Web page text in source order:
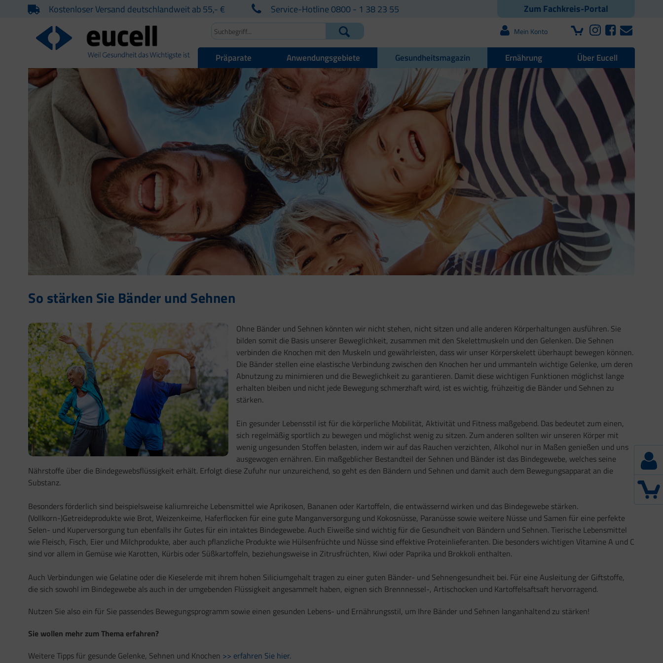
Zum Fachkreis-Portal
Kostenloser Versand deutschlandweit ab 55,- € Service-Hotline 0800 - 1 38 23 55
Mein Konto
Präparate Anwendungsgebiete Gesundheitsmagazin Ernährung Über Eucell
So stärken Sie Bänder und Sehnen
Ohne Bänder und Sehnen könnten wir nicht stehen, nicht sitzen und alle anderen Körperhaltungen ausführen. Sie
bilden somit die Basis unserer Beweglichkeit, zusammen mit den Skelettmuskeln und den Gelenken. Die Sehnen
verbinden die Knochen mit den Muskeln und gewährleisten, dass wir unser Körperskelett überhaupt bewegen können.
Die Bänder stellen eine elastische Verbindung zwischen den Knochen her und ummanteln wichtige Gelenke, um deren
Abnutzung zu minimieren und die Beweglichkeit zu garantieren. Damit diese wichtigen Funktionen möglichst lange
erhalten bleiben und nicht jede Bewegung schmerzhaft wird, ist es wichtig, frühzeitig die Bänder und Sehnen zu
stärken.
Ein gesunder Lebensstil ist für die körperliche Mobilität, Aktivität und Fitness maßgebend. Das bedeutet zum einen,
sich regelmäßig sportlich zu bewegen und möglichst wenig zu sitzen. Zum anderen sollten wir unseren Körper mit
wenig ungesunden Stoffen belasten, indem wir auf das Rauchen verzichten, Alkohol nur in Maßen genießen und uns
ausgewogen ernähren. Ein maßgeblicher Bestandteil der Sehnen und Bänder ist das Bindegewebe, welches seine
Nährstoffe über die Bindegewebsflüssigkeit erhält. Erfolgt diese Zufuhr nur unzureichend, so geht es den Bändern und Sehnen und damit auch dem Bewegungsapparat an die
Substanz.
Besonders förderlich sind beispielsweise kaliumreiche Lebensmittel wie Aprikosen, Bananen oder Kartoffeln, die entwässernd wirken und das Bindegewebe stärken.
(Vollkorn-)Getreideprodukte wie Brot, Weizenkeime, Haferflocken für eine gute Manganversorgung und Kokosnüsse, Paranüsse sowie weitere Nüsse und Samen für eine perfekte
Selen- und Kuperversorgung tun ebenfalls ihr Gutes für ein intaktes Bindegewebe. Auch Eiweiße sind wichtig für die Gesundheit von Bändern und Sehnen. Tierische Lebensmittel
wie Fleisch, Fisch, Eier und Milchprodukte, aber auch pflanzliche Produkte wie Hülsenfrüchte und Nüsse sind effektive Proteinlieferanten. Die besonders wichtigen Vitamine A und C
sind vor allem in Gemüse wie Karotten, Kürbis oder Süßkartoffeln, beziehungsweise in Zitrusfrüchten, Kiwi oder Paprika und Brokkoli enthalten.
Auch Verbindungen wie Gelatine oder die Kieselerde mit ihrem hohen Siliciumgehalt tragen zu einer guten Bänder- und Sehnengesundheit bei. Für eine Ausleitung der Giftstoffe,
die sich sowohl im Bindegewebe als auch in der umgebenden Flüssigkeit angesammelt haben, eignen sich Brennnessel-, Artischocken und Kartoffelsaftsaft hervorragend.
Nutzen Sie also ein für Sie passendes Bewegungsprogramm sowie einen gesunden Lebens- und Ernährungsstil, um Ihre Bänder und Sehnen langanhaltend zu stärken!
Sie wollen mehr zum Thema erfahren?
Weitere Tipps für gesunde Gelenke, Sehnen und Knochen >> erfahren Sie hier.